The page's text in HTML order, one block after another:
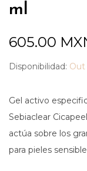
ml
605.00
Disponibilidad:
Gel activo
Sebiaclear
actúa sobre los
para pieles